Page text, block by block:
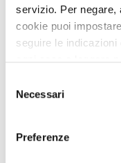
servizio. Per negare,
cookie puoi
seguire le
ogni caso a leggere
delNecessari
Preferenze
9 AGOSTO 2026